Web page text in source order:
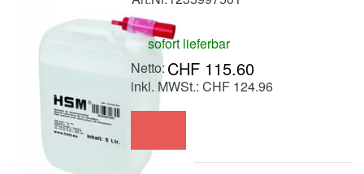
sofort lieferbar
CHF 115.60
inkl. MWSt.: CHF 124.96